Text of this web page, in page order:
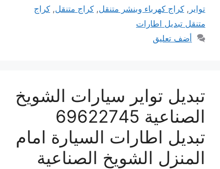
تواير , كراج كهرباء وبنشر متنقل, كراج متنقل, كراج
متنقل تبديل اطارات
أضف تعليق
تبديل تواير سيارات الشويخ
الصناعية 69622745
تبديل اطارات السيارة امام
المنزل الشويخ الصناعية